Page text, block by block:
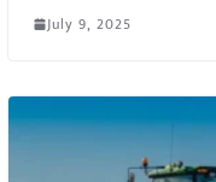
July 9, 2025